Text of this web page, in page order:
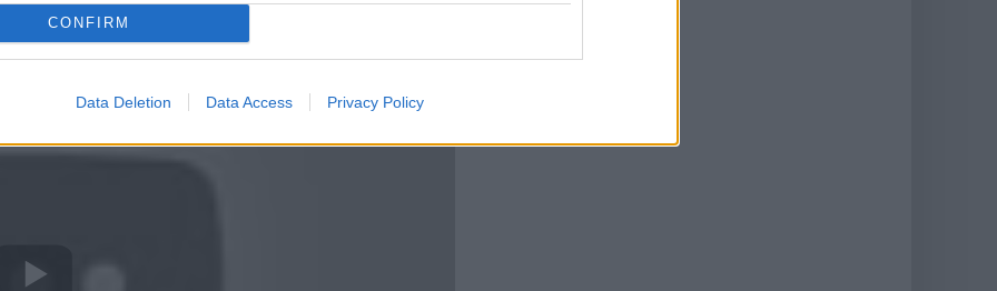
CONFIRM
Data Deletion Data Access Privacy Policy